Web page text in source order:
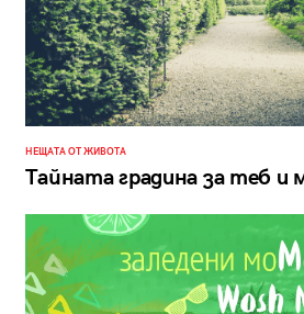
НЕЩАТА ОТ ЖИВОТА
Тайната градина за теб и